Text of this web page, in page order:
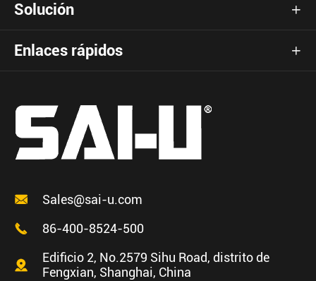
Solución 
Enlaces rápidos 

Sales@sai-u.com

86-400-8524-500

Edificio 2, No.2579 Sihu Road, distrito de
Fengxian, Shanghai, China